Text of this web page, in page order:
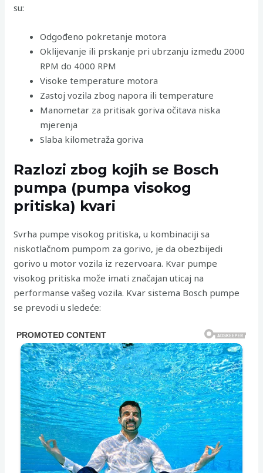
su:
Odgođeno pokretanje motora
Oklijevanje ili prskanje pri ubrzanju između 2000
RPM do 4000 RPM
Visoke temperature motora
Zastoj vozila zbog napora ili temperature
Manometar za pritisak goriva očitava niska
mjerenja
Slaba kilometraža goriva
Razlozi zbog kojih se Bosch
pumpa (pumpa visokog
pritiska) kvari
Svrha pumpe visokog pritiska, u kombinaciji sa
niskotlačnom pumpom za gorivo, je da obezbijedi
gorivo u motor vozila iz rezervoara. Kvar pumpe
visokog pritiska može imati značajan uticaj na
performanse vašeg vozila. Kvar sistema Bosch pumpe
se prevodi u sledeće: